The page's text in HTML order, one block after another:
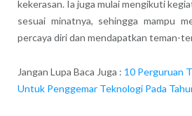
kekerasan. Ia juga mulai mengikuti
sesuai minatnya, sehingga mampu
percaya diri dan mendapatkan teman-
Jangan Lupa Baca Juga : 10 Perguruan
Untuk Penggemar Teknologi Pada